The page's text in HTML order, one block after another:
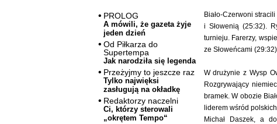
PROLOG
A mówili, że gazeta żyje
jeden dzień
Od Piłkarza do
Supertempa
Jak narodziła się legenda
Przeżyjmy to jeszcze raz
Tylko najwięksi
zasługują na okładkę
Redaktorzy naczelni
Ci, którzy sterowali
„okrętem Tempo“
Biało-Czerwoni
i Słowenią (25:32).
turnieju. Farerzy,
ze Słoweńcami
W drużynie z Wysp
Rozgrywający
bramek. W obozie
liderem wśród
Michał Daszek, a